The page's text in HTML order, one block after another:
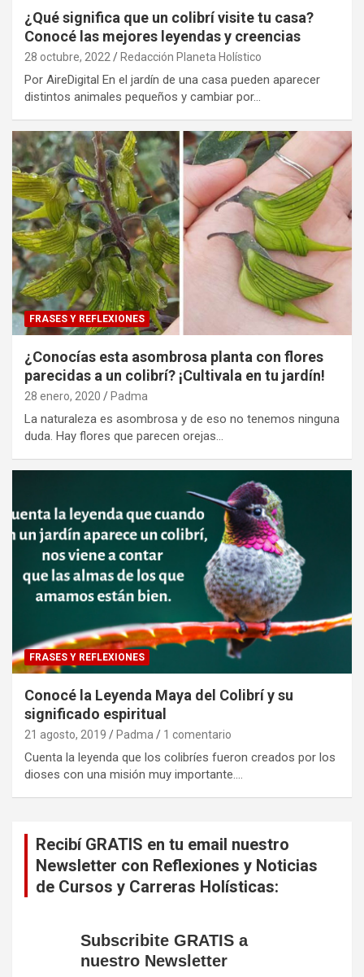
¿Qué significa que un colibrí visite tu casa?
Conocé las mejores leyendas y creencias
28 octubre, 2022 Redacción Planeta Holístico
Por AireDigital En el jardín de una casa pueden aparecer
distintos animales pequeños y cambiar por…
FRASES Y REFLEXIONES
¿Conocías esta asombrosa planta con flores
parecidas a un colibrí? ¡Cultivala en tu jardín!
28 enero, 2020 Padma
La naturaleza es asombrosa y de eso no tenemos ninguna
duda. Hay flores que parecen orejas…
FRASES Y REFLEXIONES
Conocé la Leyenda Maya del Colibrí y su
significado espiritual
21 agosto, 2019 Padma 1 comentario
Cuenta la leyenda que los colibríes fueron creados por los
dioses con una misión muy importante.…
Recibí GRATIS en tu email nuestro
Newsletter con Reflexiones y Noticias
de Cursos y Carreras Holísticas:
Subscribite GRATIS a
nuestro Newsletter